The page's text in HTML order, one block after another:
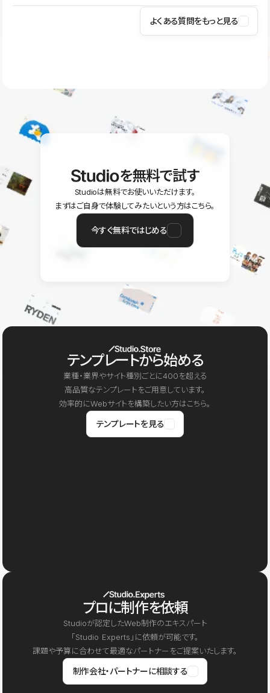
はSSL/TLSによる通信暗号化に対応しており、悪質なスクリプトの
操作方法や機能については、ヘルプセンターでご確認いただけま
ユーザー同士で質問・相談できるコミュニティもご利用ください。
よくある質問をもっと見る
を無料で試す
Studioは無料でお使いいただけます。
まずはご自身で体験してみたいという方はこちら。
今すぐ無料ではじめる
テンプレートから始める
業種・業界やサイト種別ごとに400を超える
高品質なテンプレートをご用意しています。
効率的にWebサイトを構築したい方はこちら。
テンプレートを見る
プロに制作を依頼
Studioが認定したWeb制作のエキスパート
「Studio Experts」に依頼が可能です。
課題や予算に合わせて最適なパートナーをご提案いたします。
制作会社・パートナーに相談する